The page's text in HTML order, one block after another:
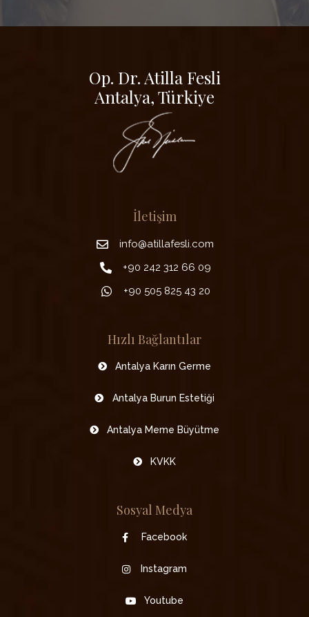
Op. Dr. Atilla Fesli
Antalya, Türkiye
İletişim
info@atillafesli.com
+90 242 312 66 09
+90 505 825 43 20
Hızlı Bağlantılar
Antalya Karın Germe
Antalya Burun Estetiği
Antalya Meme Büyütme
KVKK
Sosyal Medya
Facebook
Instagram
Youtube